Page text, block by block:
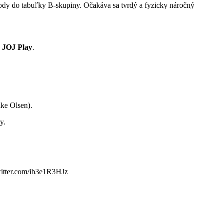
do tabuľky B-skupiny. Očakáva sa tvrdý a fyzicky náročný
JOJ Play.
Olsen).
ih3e1R3HJz